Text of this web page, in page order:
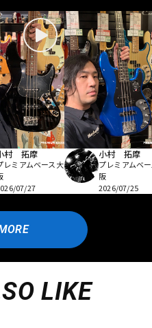
村 拓摩
レミアムベース大
07/27
小村 拓摩
プレミアムベ
阪
2026/07/25
LIKE